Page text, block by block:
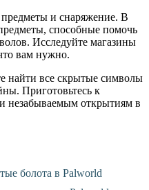
и снаряжение. В
способные помочь
Исследуйте магазины
вам нужно.
найти все скрытые символы
Приготовьтесь к
незабываемым открытиям в
болота в Palworld